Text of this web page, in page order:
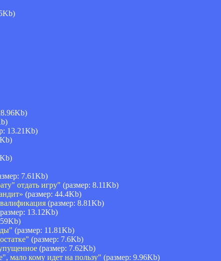
13.21Kb)
7.61Kb)
отдать игру" (размер: 8.11Kb)
(размер: 44.4Kb)
(размер: 8.81Kb)
13.12Kb)
(размер: 11.81Kb)
(размер: 7.6Kb)
(размер: 7.62Kb)
мало кому идет на пользу" (размер: 9.96Kb)